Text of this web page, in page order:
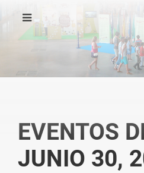
EVENTOS
JUNIO 30,